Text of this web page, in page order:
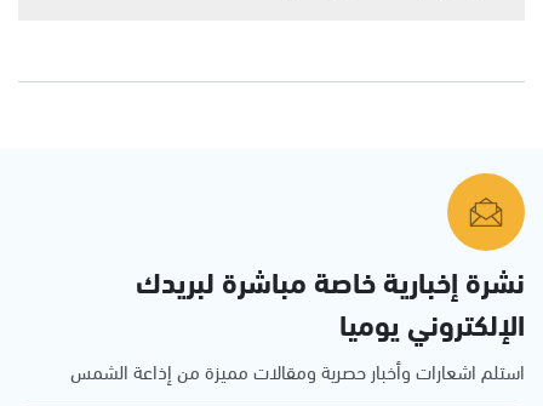
نشرة إخبارية خاصة مباشرة لبريدك
الإلكتروني يوميا
استلم اشعارات وأخبار حصرية ومقالات مميزة من إذاعة الشمس